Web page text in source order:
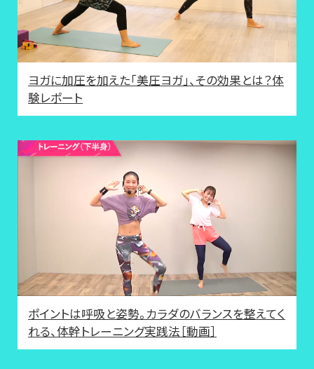
ヨガに加圧を加えた「美圧ヨガ」、その効果とは？体
験レポート
ポイントは呼吸と姿勢。カラダのバランスを整えてく
れる、体幹トレーニング実践法［動画］